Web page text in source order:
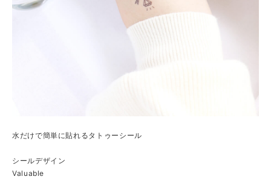
水だけで簡単に貼れるタトゥーシール
シールデザイン
Valuable